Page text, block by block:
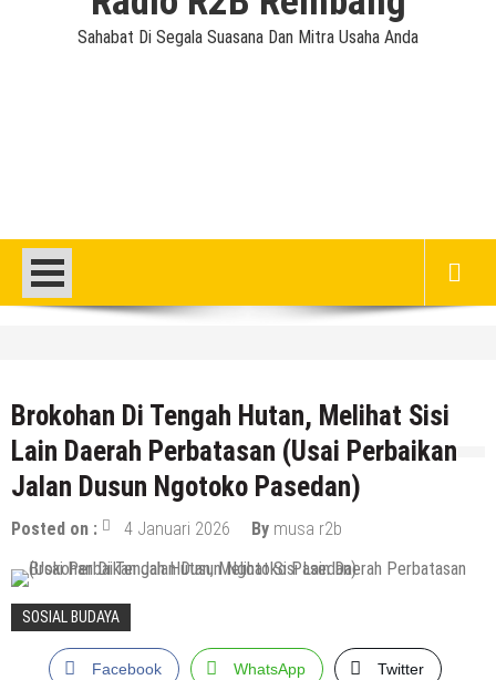
Sahabat Di Segala Suasana Dan Mitra Usaha Anda
Ratusan Warganya Keracunan Diduga
Karena MBG
8 Agustus 2026 bymusa r2b
HEADLINE
Semakin Bertambah, Meluas Ke Keluarga
8 Agustus 2026 bymusa r2b
Brokohan Di Tengah Hutan, Melihat Sisi
Lain Daerah Perbatasan (Usai Perbaikan
Jalan Dusun Ngotoko Pasedan)
Posted on : 4 Januari 2026 By musa r2b
SOSIAL BUDAYA
Facebook WhatsApp Twitter